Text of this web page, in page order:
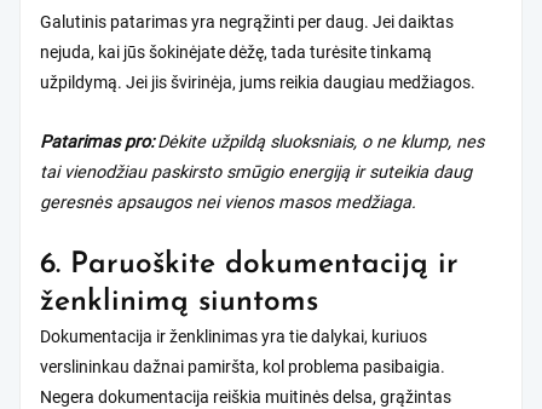
Galutinis patarimas yra negrąžinti per daug. Jei daiktas
nejuda, kai jūs šokinėjate dėžę, tada turėsite tinkamą
užpildymą. Jei jis švirinėja, jums reikia daugiau medžiagos.
Patarimas pro: Dėkite užpildą sluoksniais, o ne klump, nes
tai vienodžiau paskirsto smūgio energiją ir suteikia daug
geresnės apsaugos nei vienos masos medžiaga.
6. Paruoškite dokumentaciją ir
ženklinimą siuntoms
Dokumentacija ir ženklinimas yra tie dalykai, kuriuos
verslininkau dažnai pamiršta, kol problema pasibaigia.
Negera dokumentacija reiškia muitinės delsa, grąžintas